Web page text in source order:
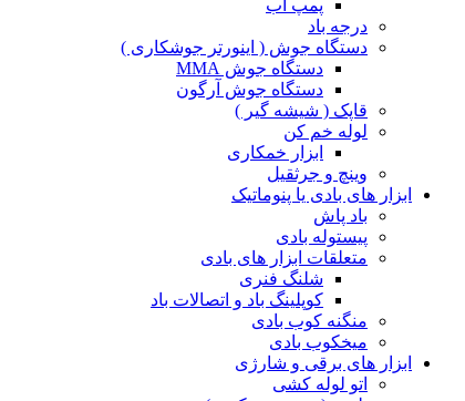
پمپ آب
درجه باد
دستگاه جوش ( اینورتر جوشکاری )
دستگاه جوش MMA
دستگاه جوش آرگون
قاپک ( شیشه گیر )
لوله خم کن
ابزار خمکاری
وینچ و جرثقیل
ابزار های بادی یا پنوماتیک
باد پاش
پیستوله بادی
متعلقات ابزار های بادی
شلنگ فنری
کوپلینگ باد و اتصالات باد
منگنه کوب بادی
میخکوب بادی
ابزار های برقی و شارژی
اتو لوله کشی